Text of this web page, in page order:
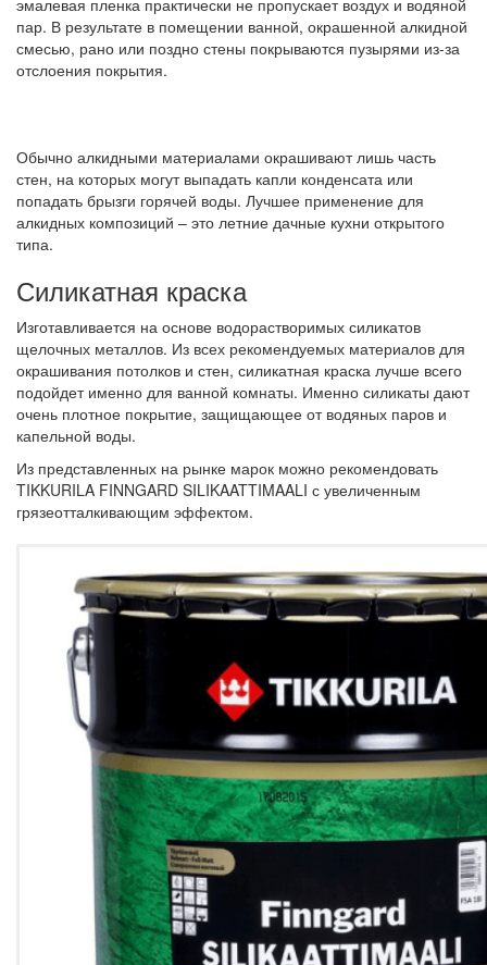
эмалевая пленка практически не пропускает воздух и водяной
пар. В результате в помещении ванной, окрашенной алкидной
смесью, рано или поздно стены покрываются пузырями из-за
отслоения покрытия.
Обычно алкидными материалами окрашивают лишь часть
стен, на которых могут выпадать капли конденсата или
попадать брызги горячей воды. Лучшее применение для
алкидных композиций – это летние дачные кухни открытого
типа.
Силикатная краска
Изготавливается на основе водорастворимых силикатов
щелочных металлов. Из всех рекомендуемых материалов для
окрашивания потолков и стен, силикатная краска лучше всего
подойдет именно для ванной комнаты. Именно силикаты дают
очень плотное покрытие, защищающее от водяных паров и
капельной воды.
Из представленных на рынке марок можно рекомендовать
TIKKURILA FINNGARD SILIKAATTIMAALI с увеличенным
грязеотталкивающим эффектом.